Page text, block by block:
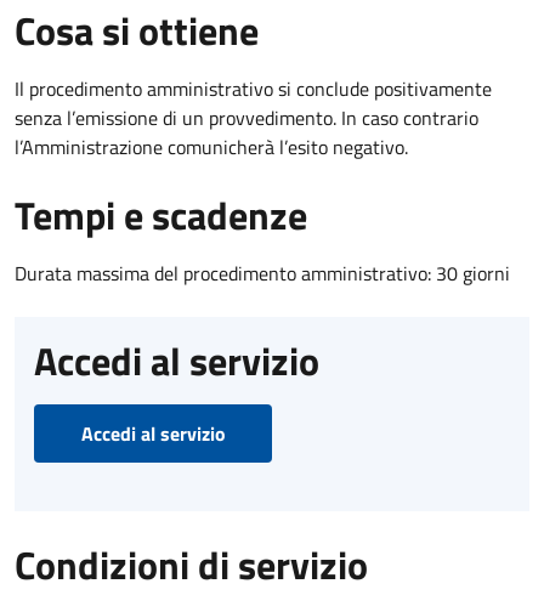
Cosa si ottiene
Il procedimento amministrativo si conclude positivamente
senza l’emissione di un provvedimento. In caso contrario
l’Amministrazione comunicherà l’esito negativo.
Tempi e scadenze
Durata massima del procedimento amministrativo: 30 giorni
Accedi al servizio
Accedi al servizio
Condizioni di servizio